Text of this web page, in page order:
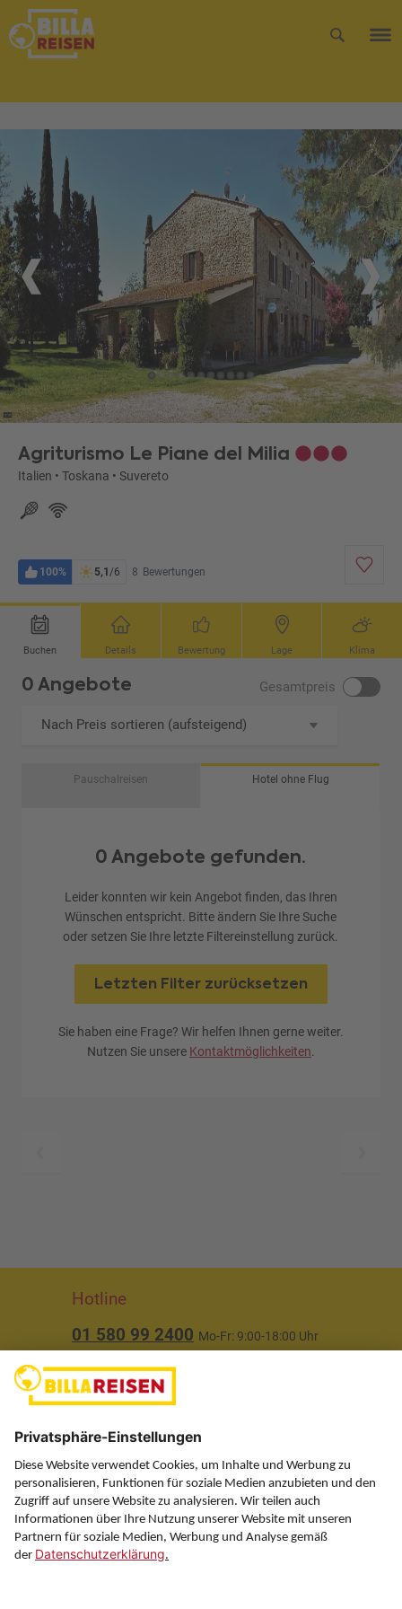
Agriturismo Le Piane del Milia
Italien • Toskana • Suvereto
100% 5,1 /6 8 Bewertungen
Buchen Details Bewertung Lage Klima
0 Angebote Gesamtpreis
Nach Preis sortieren (aufsteigend)
Pauschalreisen Hotel ohne Flug
0 Angebote gefunden.
Leider konnten wir kein Angebot finden, das Ihren
Wünschen entspricht. Bitte ändern Sie Ihre Suche
oder setzen Sie Ihre letzte Filtereinstellung zurück.
Letzten Filter zurücksetzen
Sie haben eine Frage? Wir helfen Ihnen gerne weiter.
Nutzen Sie unsere Kontaktmöglichkeiten.
Hotline
01 580 99 2400 Mo-Fr: 9:00-18:00 Uhr
Über uns
Service
Information
Folgen Sie uns auf